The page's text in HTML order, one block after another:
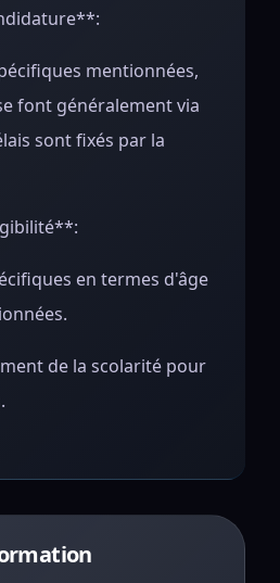
mentionnées,
font généralement via
sont fixés par la
en termes d'âge
de la scolarité pour